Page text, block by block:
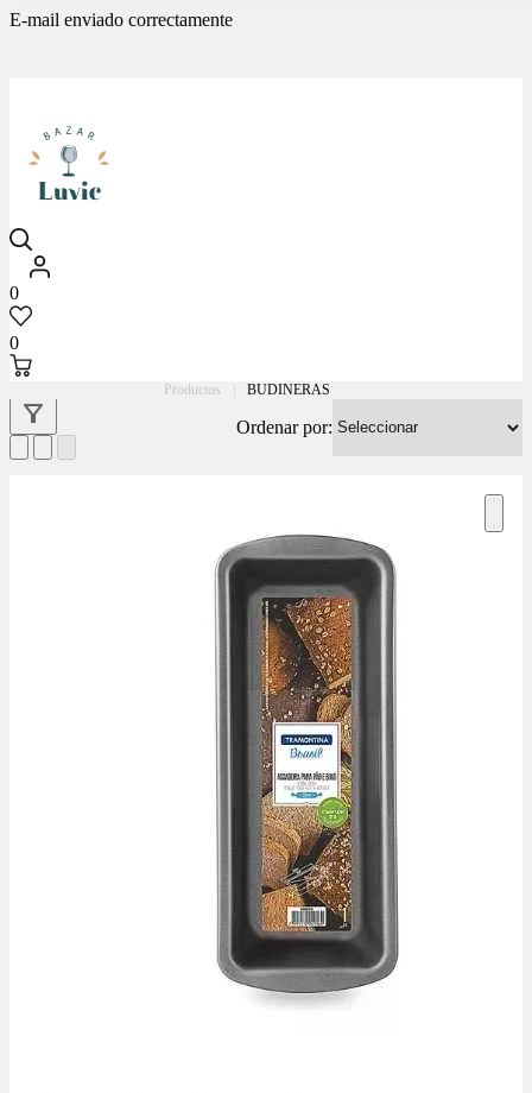
E-mail enviado correctamente
Luvic
0
0
Productos BUDINERAS
Ordenar por: